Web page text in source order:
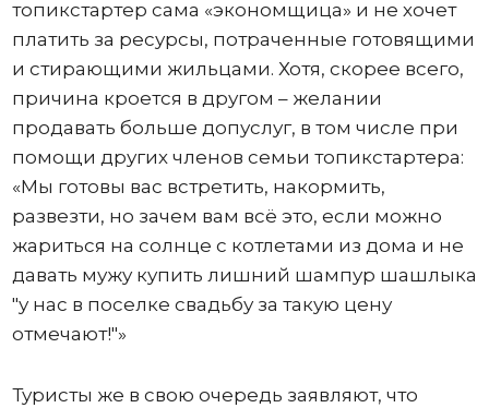
топикстартер сама «экономщица» и не хочет
платить за ресурсы, потраченные готовящими
и стирающими жильцами. Хотя, скорее всего,
причина кроется в другом – желании
продавать больше допуслуг, в том числе при
помощи других членов семьи топикстартера:
«Мы готовы вас встретить, накормить,
развезти, но зачем вам всё это, если можно
жариться на солнце с котлетами из дома и не
давать мужу купить лишний шампур шашлыка
"у нас в поселке свадьбу за такую цену
отмечают!"»
Туристы же в свою очередь заявляют, что